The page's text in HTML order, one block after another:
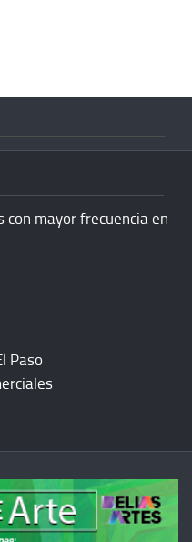
con mayor frecuencia en
Paso